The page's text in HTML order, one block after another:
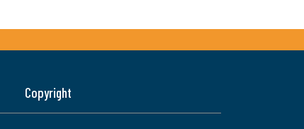
Copyright